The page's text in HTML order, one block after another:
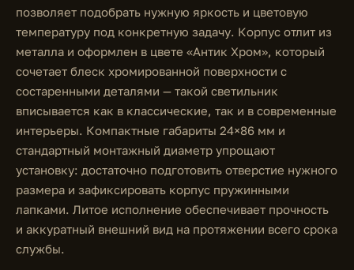
позволяет подобрать нужную яркость и цветовую
температуру под конкретную задачу. Корпус отлит из
металла и оформлен в цвете «Антик Хром», который
сочетает блеск хромированной поверхности с
состаренными деталями — такой светильник
вписывается как в классические, так и в современные
интерьеры. Компактные габариты 24×86 мм и
стандартный монтажный диаметр упрощают
установку: достаточно подготовить отверстие нужного
размера и зафиксировать корпус пружинными
лапками. Литое исполнение обеспечивает прочность
и аккуратный внешний вид на протяжении всего срока
службы.